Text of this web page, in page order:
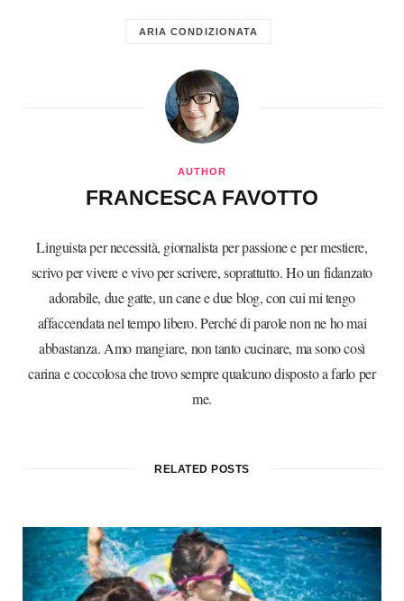
ARIA CONDIZIONATA
AUTHOR
FRANCESCA FAVOTTO
Linguista per necessità, giornalista per passione e per mestiere,
scrivo per vivere e vivo per scrivere, soprattutto. Ho un fidanzato
adorabile, due gatte, un cane e due blog, con cui mi tengo
affaccendata nel tempo libero. Perché di parole non ne ho mai
abbastanza. Amo mangiare, non tanto cucinare, ma sono così
carina e coccolosa che trovo sempre qualcuno disposto a farlo per
me.
RELATED POSTS